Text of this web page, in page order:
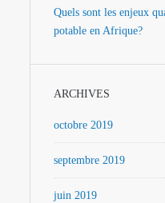
Quels sont les enjeux
potable en Afrique?
ARCHIVES
octobre 2019
septembre 2019
juin 2019